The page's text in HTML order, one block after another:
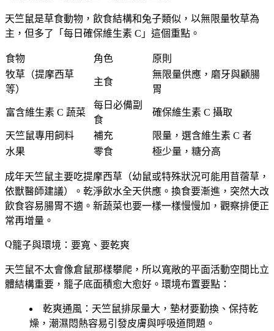
天竺鼠是草食動物，飲食結構和兔子類似，以無限量牧草為
主，但多了「每日確保維生素 C」這個重點。
食物 角色
原則
牧草（提摩西草
等）
主食
無限量供應，磨牙與顧腸
胃
富含維生素 C 蔬菜
每日必備副
食
確保維生素 C 攝取
天竺鼠專用飼料 補充
限量，選含維生素 C 者
水果
零食 極少量，糖分高
成年天竺鼠主要吃提摩西草（幼鼠或特殊狀況可能用苜蓿草，
依獸醫師建議）。乾淨飲水全天供應。換食要漸進，突然大改
飲食容易腸胃不適。新蔬菜也要一樣一樣慢慢加，觀察排便正
常再增量。
籠子與環境：要寬、要乾爽
天竺鼠不太會像倉鼠那樣攀爬，所以寬敞的平面活動空間比立
體結構重要 ，籠子底面積愈大愈好。環境布置要點：
乾爽通風 ：天竺鼠排尿量大，墊材要勤換、保持乾
燥，潮濕悶熱容易引發皮膚與呼吸道問題。